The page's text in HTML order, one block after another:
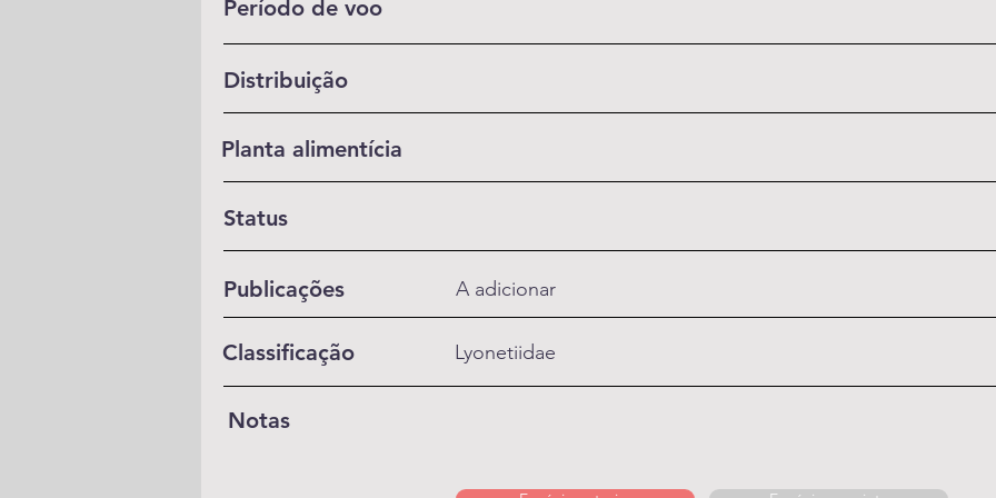
Período de voo
Distribuição
Planta alimentícia
Status
Publicações A adicionar
Classificação Lyonetiidae
Notas